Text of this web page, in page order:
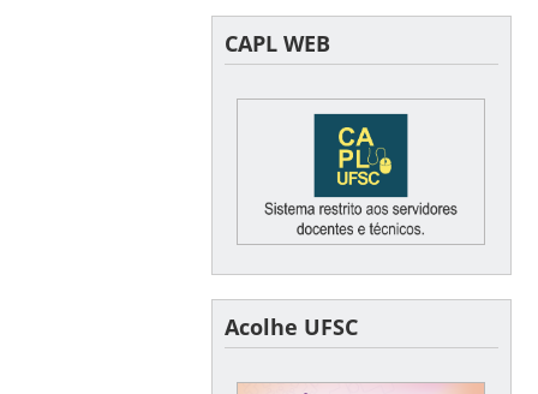
CAPL WEB
Acolhe UFSC